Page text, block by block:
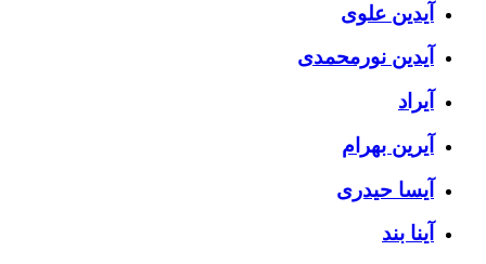
آیدین علوی
آیدین نورمحمدی
آیراد
آیرین بهرام
آیسا حیدری
آینا بند